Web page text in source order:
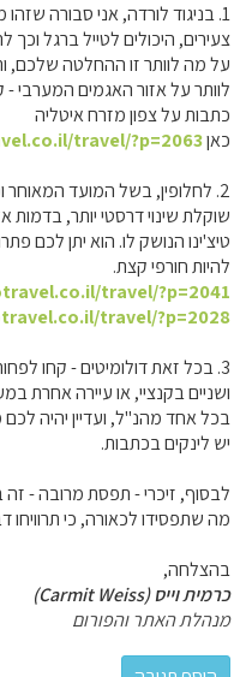
1. בניגוד לורדה, אני סבורה
צעירים, היכולים לטייל ברגל וכך
על מה לוותר זו ההחלטה שלכם,
לוותר על אזור האגמים המערבי -
כתבות על צפון מזרח איטליה
כאןtravel/?p=2063
2. לחלופין, בשל המועד המאוחר
שוקלת שינוי דרסטי יותר,
טיצ'ינו הנושק לו. הוא יתן לכם
להיות חורפי קצת.
travel/?p=2041
travel/?p=2028
בכל אחד מהנ"ל, ועדיין יהיה
יש לינקים בכתבות.
לבסוף, זיכרי - תפסת מרובה -
מה שתפסידו לכאורה, כי תרוויחו
בהצלחה,
כרמית וייס (Carmit Weiss)
מנהלת האתר והפורום